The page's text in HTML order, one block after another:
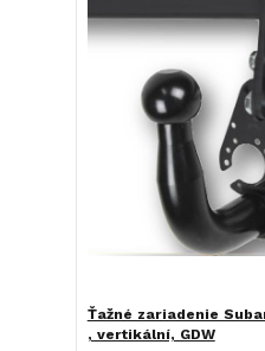
Ťažné zariadenie
, vertikální, GDW